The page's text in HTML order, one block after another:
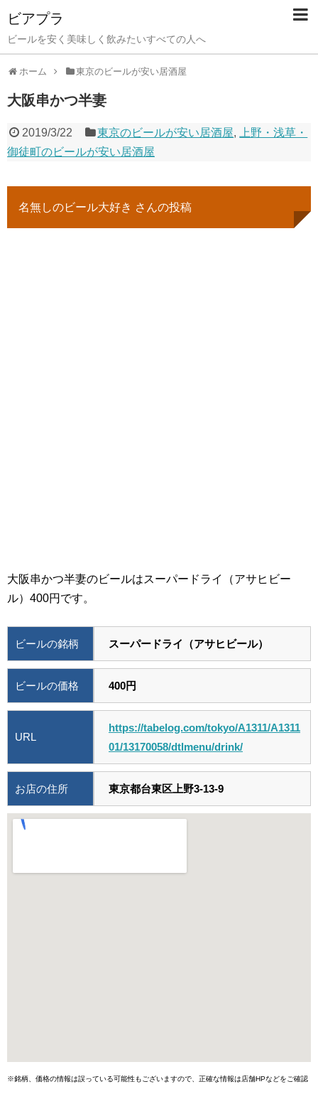
ビアプラ
ビールを安く美味しく飲みたいすべての人へ
ホーム 東京のビールが安い居酒屋
大阪串かつ半妻
2019/3/22 東京のビールが安い居酒屋,
上野・浅草・
御徒町のビールが安い居酒屋
名無しのビール大好き さんの投稿
大阪串かつ半妻のビールはスーパードライ（アサヒビー
ル）400円です。
ビールの銘柄 スーパードライ（アサヒビール）
ビールの価格 400円
URL
https://tabelog.com/tokyo/A1311/A1311
01/13170058/dtlmenu/drink/
お店の住所 東京都台東区上野3-13-9
※銘柄、価格の情報は誤っている可能性もございますので、正確な情報は店舗HPなどをご確認